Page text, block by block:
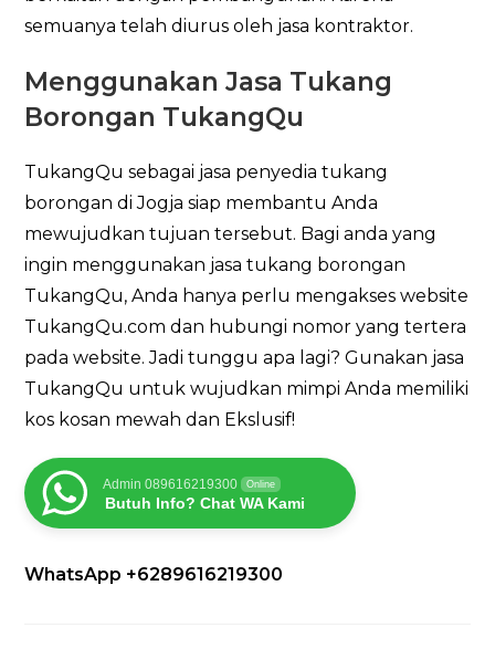
semuanya telah diurus oleh jasa kontraktor.
Menggunakan Jasa Tukang
Borongan TukangQu
TukangQu sebagai jasa penyedia tukang
borongan di Jogja siap membantu Anda
mewujudkan tujuan tersebut. Bagi anda yang
ingin menggunakan jasa tukang borongan
TukangQu, Anda hanya perlu mengakses website
TukangQu.com dan hubungi nomor yang tertera
pada website. Jadi tunggu apa lagi? Gunakan jasa
TukangQu untuk wujudkan mimpi Anda memiliki
kos kosan mewah dan Ekslusif!
Admin 089616219300 Online
Butuh Info? Chat WA Kami
WhatsApp +6289616219300